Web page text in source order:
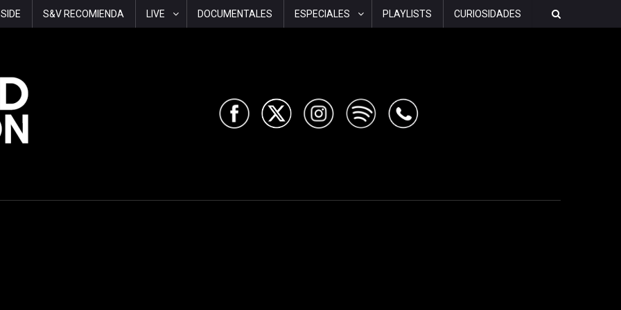
S&V RECOMIENDA LIVE DOCUMENTALES ESPECIALES PLAYLISTS CURIOSIDADES